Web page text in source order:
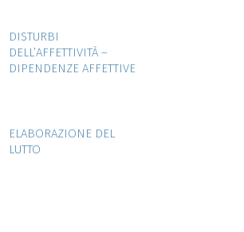
DISTURBI
DELL’AFFETTIVITÀ –
DIPENDENZE AFFETTIVE
ELABORAZIONE DEL
LUTTO